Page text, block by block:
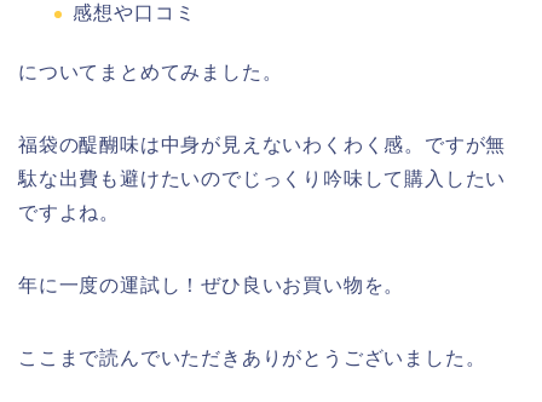
感想や口コミ
についてまとめてみました。
福袋の醍醐味は中身が見えないわくわく感。ですが無
駄な出費も避けたいのでじっくり吟味して購入したい
ですよね。
年に一度の運試し！ぜひ良いお買い物を。
ここまで読んでいただきありがとうございました。